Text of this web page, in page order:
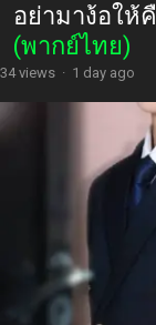
อย่ามาง้อให้
(พากย์ไทย)
34 views · 1 day ago